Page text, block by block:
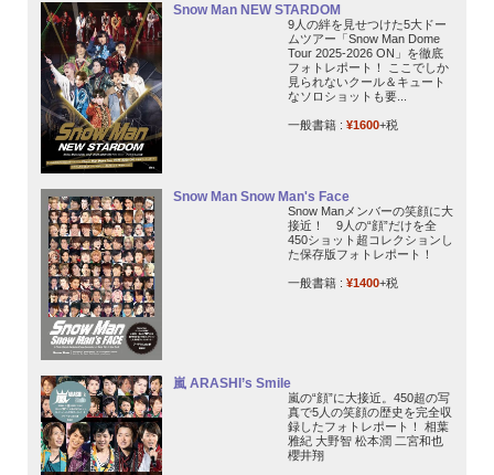
Snow Man NEW STARDOM
9人の絆を見せつけた5大ドー
ムツアー「Snow Man Dome
Tour 2025-2026 ON」を徹底
フォトレポート！ ここでしか
見られないクール＆キュート
なソロショットも要...
一般書籍 : ¥1600+税
Snow Man Snow Man's Face
Snow Manメンバーの笑顔に大
接近！ 9人の“顔”だけを全
450ショット超コレクションし
た保存版フォトレポート！
一般書籍 : ¥1400+税
嵐 ARASHI’s Smile
嵐の“顔”に大接近。450超の写
真で5人の笑顔の歴史を完全収
録したフォトレポート！ 相葉
雅紀 大野智 松本潤 二宮和也
櫻井翔